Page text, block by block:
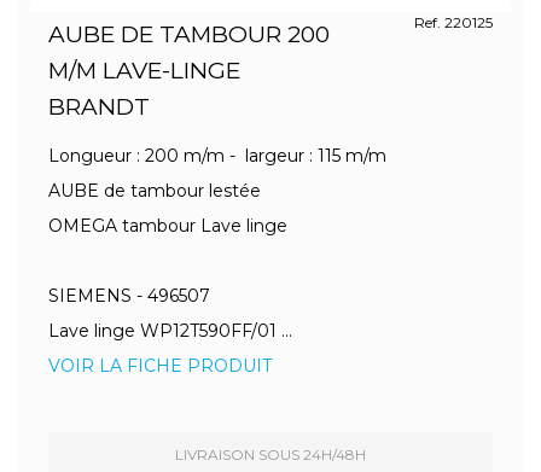
AUBE DE TAMBOUR 200
M/M LAVE-LINGE
BRANDT
Ref. 220125
Longueur : 200 m/m - largeur : 115 m/m
AUBE de tambour lestée
OMEGA tambour Lave linge
SIEMENS - 496507
Lave linge WP12T590FF/01 ...
VOIR LA FICHE PRODUIT
LIVRAISON SOUS 24H/48H